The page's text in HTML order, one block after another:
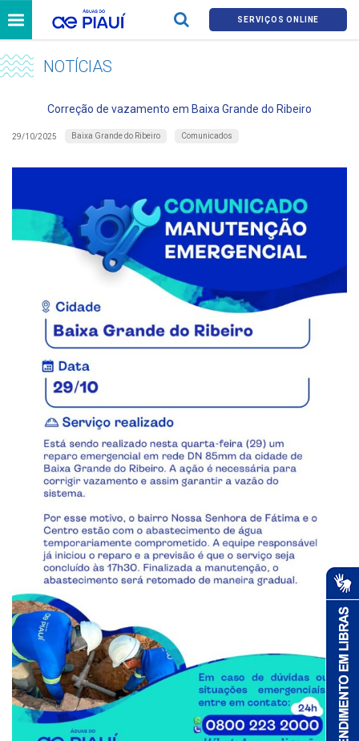
SERVIÇOS ONLINE
NOTÍCIAS
Correção de vazamento em Baixa Grande do Ribeiro
29/10/2025 Baixa Grande do Ribeiro Comunicados